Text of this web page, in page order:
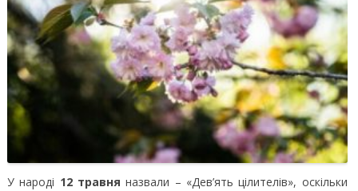
У народі 12 травня назвали – «Дев’ять цілителів», оскільки